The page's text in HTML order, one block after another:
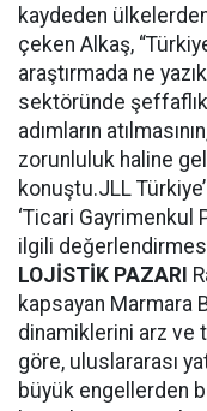
kaydeden
çeken Alkaş,
araştırmada ne
sektöründe
adımların
zorunluluk haline
konuştu.JLL
‘Ticari Gayrimenkul
ilgili
LOJİSTİK PAZARI
kapsayan Marmara
dinamiklerini arz ve
göre, uluslararası
büyük engellerden